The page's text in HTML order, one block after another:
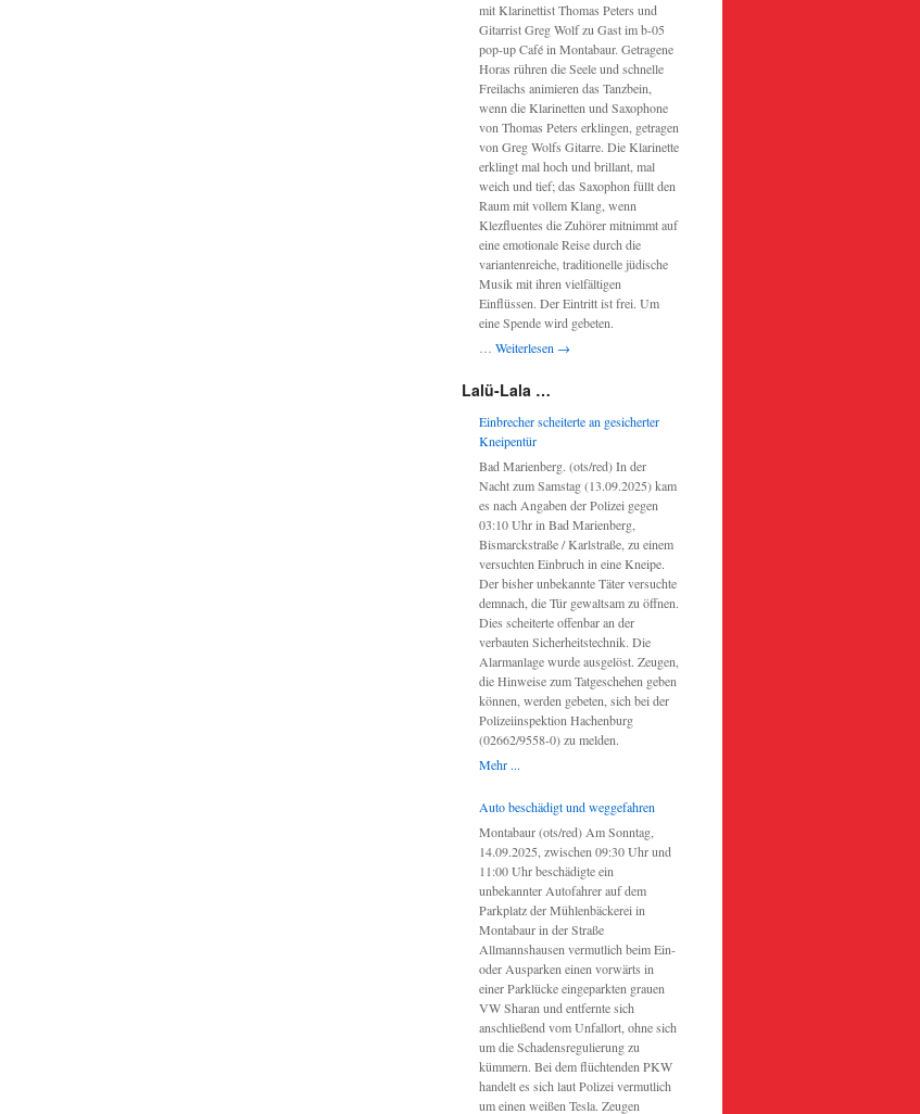
mit Klarinettist Thomas Peters und
Gitarrist Greg Wolf zu Gast im b-05
pop-up Café in Montabaur. Getragene
Horas rühren die Seele und schnelle
Freilachs animieren das Tanzbein,
wenn die Klarinetten und Saxophone
von Thomas Peters erklingen, getragen
von Greg Wolfs Gitarre. Die Klarinette
erklingt mal hoch und brillant, mal
weich und tief; das Saxophon füllt den
Raum mit vollem Klang, wenn
Klezfluentes die Zuhörer mitnimmt auf
eine emotionale Reise durch die
variantenreiche, traditionelle jüdische
Musik mit ihren vielfältigen
Einflüssen. Der Eintritt ist frei. Um
eine Spende wird gebeten.
Weiterlesen →
Lalü-Lala …
Einbrecher scheiterte an gesicherter
Kneipentür
Bad Marienberg. (ots/red) In der
Nacht zum Samstag (13.09.2025) kam
es nach Angaben der Polizei gegen
03:10 Uhr in Bad Marienberg,
Bismarckstraße / Karlstraße, zu einem
versuchten Einbruch in eine Kneipe.
Der bisher unbekannte Täter versuchte
demnach, die Tür gewaltsam zu öffnen.
Dies scheiterte offenbar an der
verbauten Sicherheitstechnik. Die
Alarmanlage wurde ausgelöst. Zeugen,
die Hinweise zum Tatgeschehen geben
können, werden gebeten, sich bei der
Polizeiinspektion Hachenburg
(02662/9558-0) zu melden.
Mehr ...
Auto beschädigt und weggefahren
Montabaur (ots/red) Am Sonntag,
14.09.2025, zwischen 09:30 Uhr und
11:00 Uhr beschädigte ein
unbekannter Autofahrer auf dem
Parkplatz der Mühlenbäckerei in
Montabaur in der Straße
Allmannshausen vermutlich beim Ein-
oder Ausparken einen vorwärts in
einer Parklücke eingeparkten grauen
VW Sharan und entfernte sich
anschließend vom Unfallort, ohne sich
um die Schadensregulierung zu
kümmern. Bei dem flüchtenden PKW
handelt es sich laut Polizei vermutlich
um einen weißen Tesla. Zeugen